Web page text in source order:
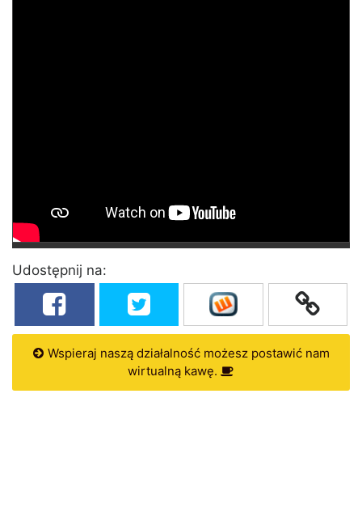
Udostępnij na:
Wspieraj naszą działalność możesz postawić nam
wirtualną kawę.